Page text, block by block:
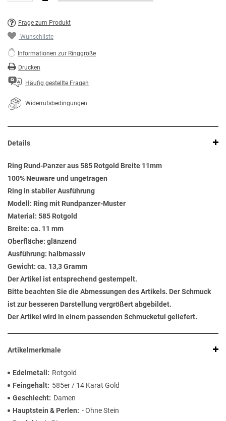
Frage zum Produkt
Wunschliste
Informationen zur Ringgröße
Drucken
Häufig gestellte Fragen
Widerrufsbedingungen
Details
Ring Rund-Panzer aus 585 Rotgold Breite 11mm
100% Neuware und ungetragen
Ring in stabiler Ausführung
Modell: Ring mit Rundpanzer-Muster
Material: 585 Rotgold
Breite: ca. 11 mm
Oberfläche: glänzend
Ausführung: halbmassiv
Gewicht: ca. 13,3 Gramm
Der Artikel ist entsprechend gestempelt.
Bitte beachten Sie die Abmessungen des Artikels. Der Schmuck
ist zur besseren Darstellung vergrößert abgebildet.
Der Artikel wird in einem passenden Schmucketui geliefert.
Artikelmerkmale
Edelmetall
Rotgold
Feingehalt
585er / 14 Karat Gold
Geschlecht
Damen
Hauptstein & Perlen
- Ohne Stein